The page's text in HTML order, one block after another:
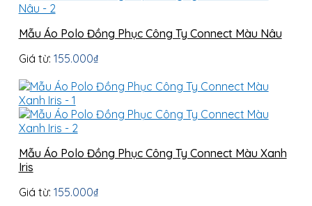
Mẫu Áo Polo Đồng Phục Công Ty Connect Màu Nâu
Giá từ: 155.000₫
Mẫu Áo Polo Đồng Phục Công Ty Connect Màu Xanh
Iris
Giá từ: 155.000₫